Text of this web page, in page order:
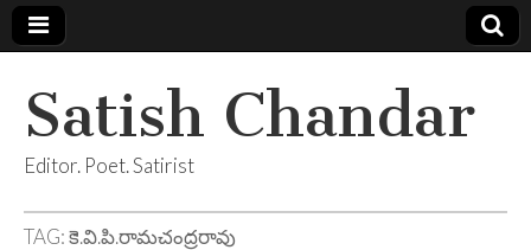
Satish Chandar
Editor. Poet. Satirist
TAG:కె.వి.పి.రామచంద్రరావు